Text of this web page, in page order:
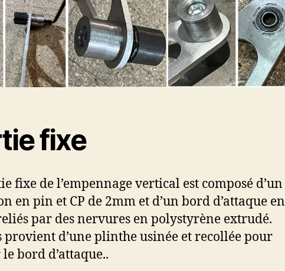
fixe
fixe de l’empennage vertical est composé d’un
en pin et CP de 2mm et d’un bord d’attaque en
par des nervures en polystyrène extrudé.
provient d’une plinthe usinée et recollée pour
bord d’attaque..